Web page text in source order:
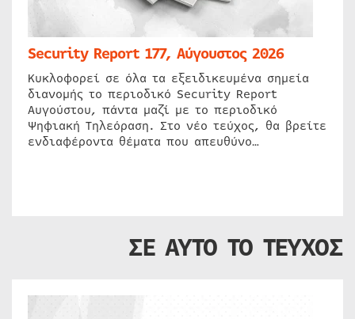
Security Report 177, Αύγουστος 2026
Κυκλοφορεί σε όλα τα εξειδικευμένα σημεία
διανομής το περιοδικό Security Report
Αυγούστου, πάντα μαζί με το περιοδικό
Ψηφιακή Τηλεόραση. Στο νέο τεύχος, θα βρείτε
ενδιαφέροντα θέματα που απευθύνο…
ΣΕ ΑΥΤΟ ΤΟ ΤΕΥΧΟΣ